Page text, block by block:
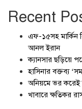
Recent
এফ-১৫সহ মার্কিন
আনল ইরান
ক্যানসার ছড়িয়ে
হাসিনার বক্তব্য
অনিয়মে ভর করেই
খাবারে ক্ষতিকর